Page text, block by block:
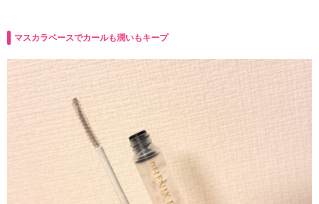
マスカラベースでカールも潤いもキープ